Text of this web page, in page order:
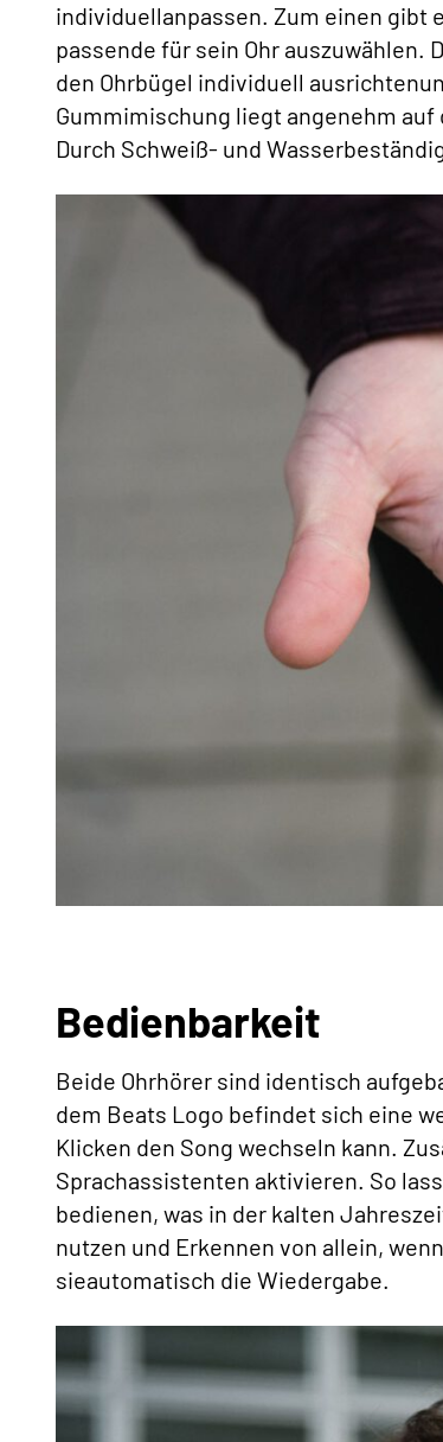
individuellanpassen. Zum einen gibt
passende für sein Ohr auszuwählen.
den Ohrbügel individuell
Gummimischung liegt angenehm auf
Durch Schweiß- und
Bedienbarkeit
Beide Ohrhörer sind identisch
dem Beats Logo befindet sich eine
Klicken den Song wechseln kann.
Sprachassistenten aktivieren. So
bedienen, was in der kalten
nutzen und Erkennen von allein,
sieautomatisch die Wiedergabe.